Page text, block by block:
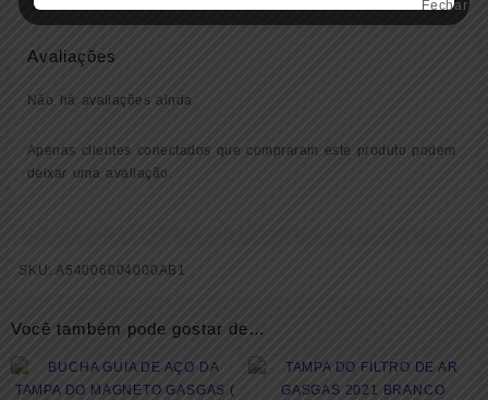
Avaliações
Não há avaliações ainda.
Apenas clientes conectados que compraram este produto podem
deixar uma avaliação.
SKU: A54006004000AB1
Você também pode gostar de…